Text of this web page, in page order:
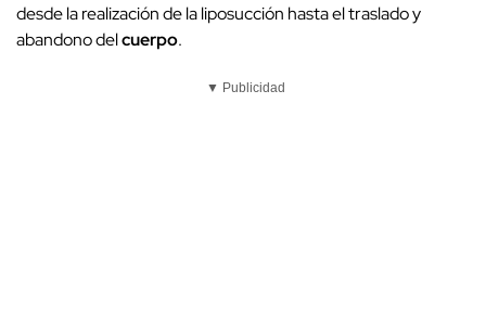
desde la realización de la liposucción hasta el traslado y
abandono delcuerpo.
▼ Publicidad